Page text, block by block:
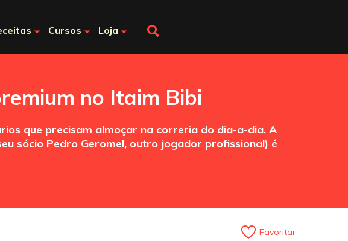
Cursos Loja
no Itaim Bibi
que precisam almoçar na correria do dia-a-dia. A
sócio Pedro Geromel, outro jogador profissional) é
Favoritar